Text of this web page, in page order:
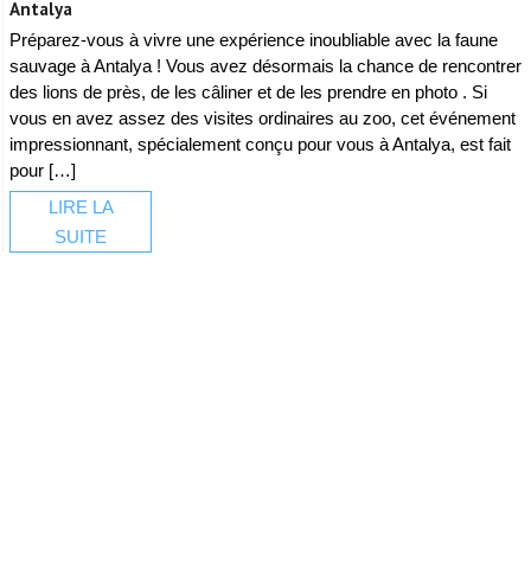
Antalya
Préparez-vous à vivre une expérience inoubliable avec la faune
sauvage à Antalya ! Vous avez désormais la chance de rencontrer
des lions de près, de les câliner et de les prendre en photo . Si
vous en avez assez des visites ordinaires au zoo, cet événement
impressionnant, spécialement conçu pour vous à Antalya, est fait
pour […]
LIRE LA
SUITE